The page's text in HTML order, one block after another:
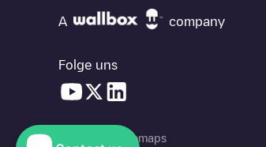
A company
Folge uns
© 2026 Electromaps